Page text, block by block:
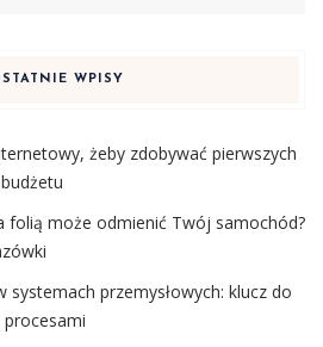
WPISY
żeby zdobywać pierwszych
folią może odmienić Twój samochód?
systemach przemysłowych: klucz do